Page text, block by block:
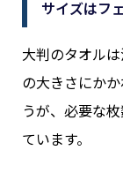
サイズはフ
大判のタオル
の大きさにか
うが、必要な
ています。